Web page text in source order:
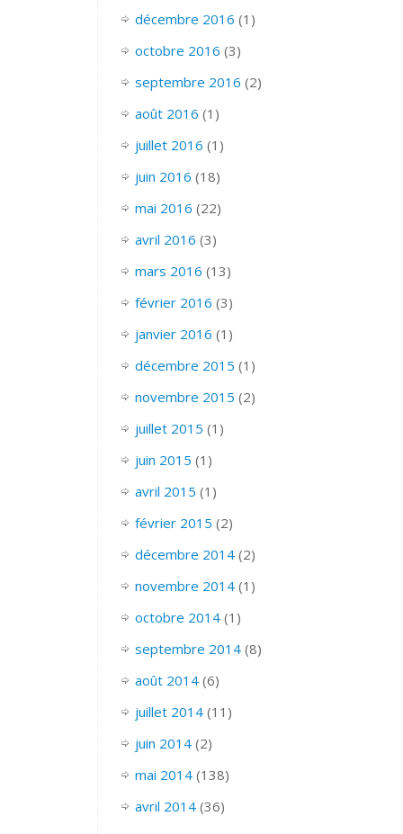
décembre 2016 (1)
octobre 2016 (3)
septembre 2016 (2)
août 2016 (1)
juillet 2016 (1)
juin 2016 (18)
mai 2016 (22)
avril 2016 (3)
mars 2016 (13)
février 2016 (3)
janvier 2016 (1)
décembre 2015 (1)
novembre 2015 (2)
juillet 2015 (1)
juin 2015 (1)
avril 2015 (1)
février 2015 (2)
décembre 2014(2)
novembre 2014(1)
octobre 2014(1)
septembre 2014(8)
août 2014(6)
juillet 2014(11)
juin 2014(2)
mai 2014(138)
avril 2014(36)